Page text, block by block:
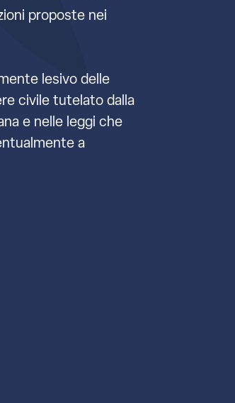
proposte nei
lesivo delle
civile tutelato dalla
e nelle leggi che
a